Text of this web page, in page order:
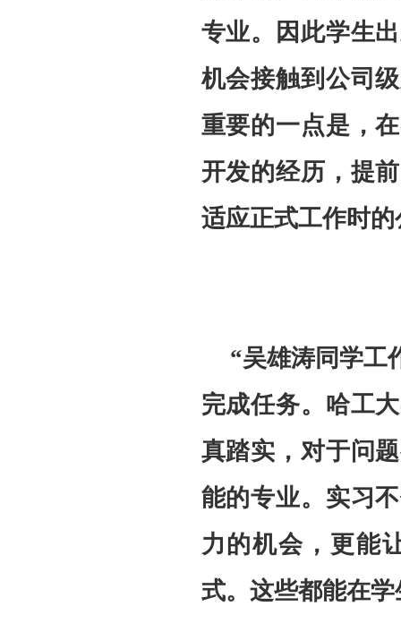
专业。因此学生
机会接触到公司
重要的一点是，
开发的经历，提
适应正式工作时
“吴雄涛同学工
完成任务。哈工
真踏实，对于问
能的专业。实习
力的机会，更能
式。这些都能在